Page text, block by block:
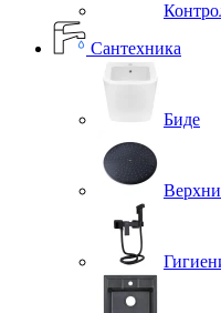
Сантехника
Биде